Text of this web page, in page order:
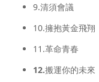
9.清須會議
10.擁抱黃金飛翔
11.革命青春
12.搬運你的未來